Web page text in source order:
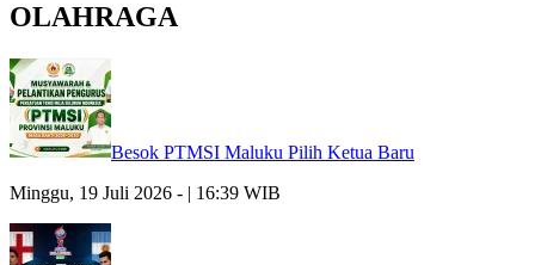
OLAHRAGA
Besok PTMSI Maluku Pilih Ketua Baru
Minggu, 19 Juli 2026 - | 16:39 WIB